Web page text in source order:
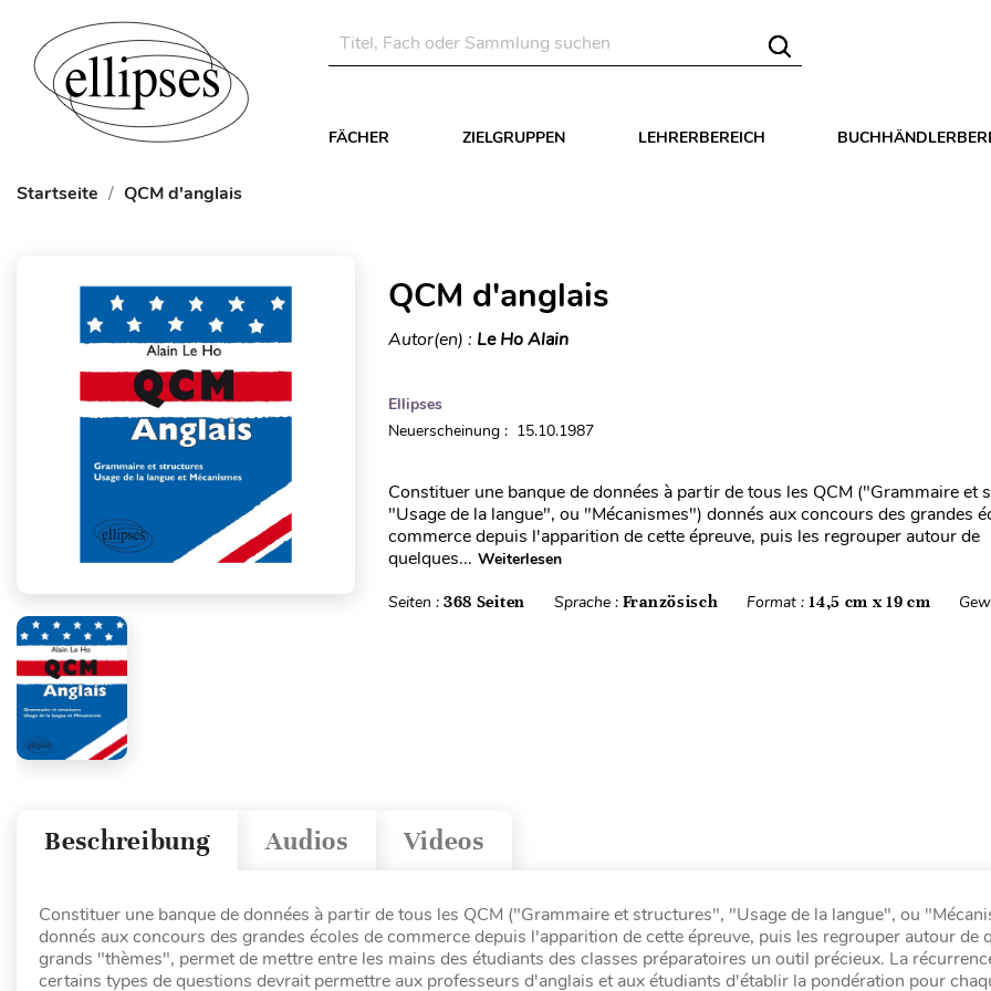
FÄCHER ZIELGRUPPEN LEHRERBEREICH
Startseite QCM d'anglais
QCM d'anglais
Autor(en) : Le Ho Alain
Ellipses
Neuerscheinung : 15.10.1987
Constituer une banque de données à partir de tous les QCM ("Grammaire et
"Usage de la langue", ou "Mécanismes") donnés aux concours des grandes
commerce depuis l'apparition de cette épreuve, puis les regrouper autour de
quelques... Weiterlesen
Seiten : 368 Seiten Sprache : Französisch Format :14,5 cm x 19 cm
Videos
Audios
Beschreibung
Constituer une banque de données à partir de tous les QCM ("Grammaire et structures", "Usage de la langue", ou
donnés aux concours des grandes écoles de commerce depuis l'apparition de cette épreuve, puis les regrouper autour de
grands "thèmes", permet de mettre entre les mains des étudiants des classes préparatoires un outil précieux. La
certains types de questions devrait permettre aux professeurs d'anglais et aux étudiants d'établir la pondération pour